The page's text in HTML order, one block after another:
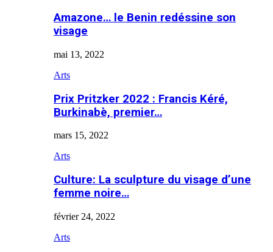
Amazone… le Benin redéssine son
visage
mai 13, 2022
Arts
Prix Pritzker 2022 : Francis Kéré,
Burkinabè, premier…
mars 15, 2022
Arts
Culture: La sculpture du visage d’une
femme noire…
février 24, 2022
Arts